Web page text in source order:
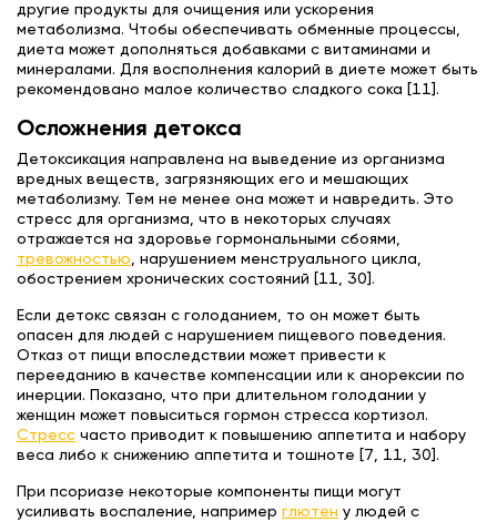
другие продукты для очищения или ускорения
метаболизма. Чтобы обеспечивать обменные процессы,
диета может дополняться добавками с витаминами и
минералами. Для восполнения калорий в диете может быть
рекомендовано малое количество сладкого сока [11].
Осложнения детокса
Детоксикация направлена на выведение из организма
вредных веществ, загрязняющих его и мешающих
метаболизму. Тем не менее она может и навредить. Это
стресс для организма, что в некоторых случаях
отражается на здоровье гормональными сбоями,
тревожностью , нарушением менструального цикла,
обострением хронических состояний [11, 30].
Если детокс связан с голоданием, то он может быть
опасен для людей с нарушением пищевого поведения.
Отказ от пищи впоследствии может привести к
перееданию в качестве компенсации или к анорексии по
инерции. Показано, что при длительном голодании у
женщин может повыситься гормон стресса кортизол.
Стресс часто приводит к повышению аппетита и набору
веса либо к снижению аппетита и тошноте [7, 11, 30].
При псориазе некоторые компоненты пищи могут
усиливать воспаление, например глютен у людей с